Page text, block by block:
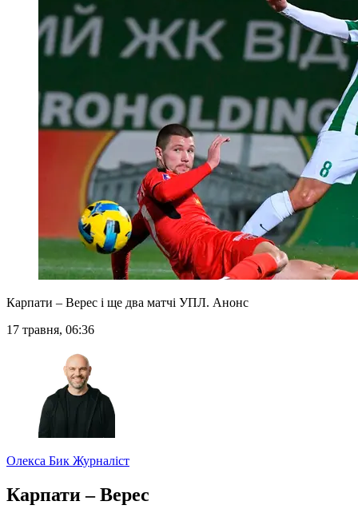
Карпати – Верес і ще два матчі УПЛ. Анонс
17 травня, 06:36
Олекса Бик Журналіст
Карпати – Верес